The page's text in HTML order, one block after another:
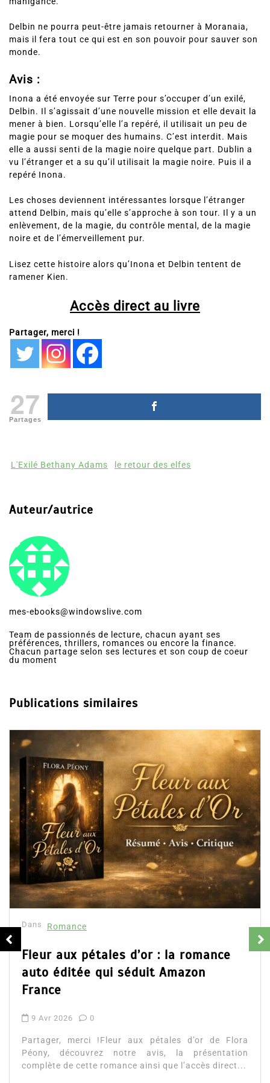
Delbin ne pourra peut-être jamais retourner à Moranaia,
mais il fera tout ce qui est en son pouvoir pour sauver son
monde.
Avis :
Inona a été envoyée sur Terre pour s’occuper d’un exilé,
Delbin. Il s’agissait d’une nouvelle mission et elle devait la
mener à bien. Lorsqu’elle l’a repéré, il utilisait un peu de
magie pour se moquer des humains. C’est interdit. Mais
elle a aussi senti de la magie noire quelque part. Dublin a
vu l’étranger et a su qu’il utilisait la magie noire. Puis il a
repéré Inona.
Les choses deviennent intéressantes lorsque l’étranger
attend Delbin, mais qu’elle s’approche à son tour. Il y a un
enlèvement, de la magie, du contrôle mental, de la magie
noire et de l’émerveillement pur.
Lisez cette histoire alors qu’Inona et Delbin tentent de
ramener Kien.
Accès direct au livre
Partager, merci !
27
Partages
L'Exilé Bethany Adams le retour des elfes
Auteur/autrice
mes-ebooks@windowslive.com
Team de passionnés de lecture, chacun ayant ses
préférences, thrillers, romances ou encore la finance.
Chacun partage selon ses lectures et son coup de coeur
du moment
Publications similaires
Dans Romance
Collector Dear You (Intégrale) –
résumé et avis
Partager, merci !Collector Dear You
d’Emily Blaine. Voici le résumé du roman, les
ainsi que l’accès direct au livre. Partager,...
Lire la suite